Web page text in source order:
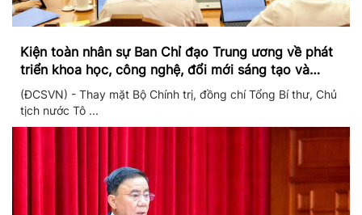
Kiện toàn nhân sự Ban Chỉ đạo Trung ương về phát
triển khoa học, công nghệ, đổi mới sáng tạo và
chuyển đổi số
(ĐCSVN) - Thay mặt Bộ Chính trị, đồng chí Tổng Bí thư, Chủ
tịch nước Tô ...